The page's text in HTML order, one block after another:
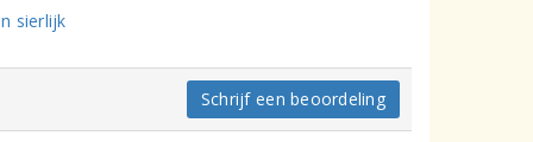
sierlijk
Schrijf een beoordeling